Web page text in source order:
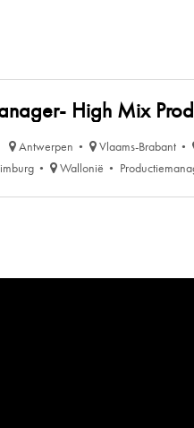
High Mix
Antwerpen Vlaams-Brabant
Wallonië